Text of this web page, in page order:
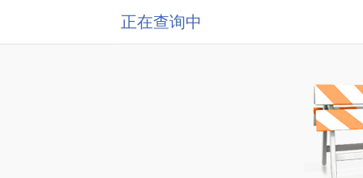
正在查询中